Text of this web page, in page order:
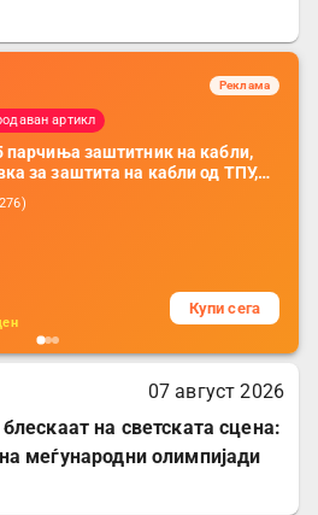
Реклама
артикл
парчиња заштитник на кабли,
за заштита на кабли од ТПУ,
за заштита на кабли, без
за мобилни телефони, комплет
)
Купи сега
07 август 2026
на светската сцена:
меѓународни олимпијади